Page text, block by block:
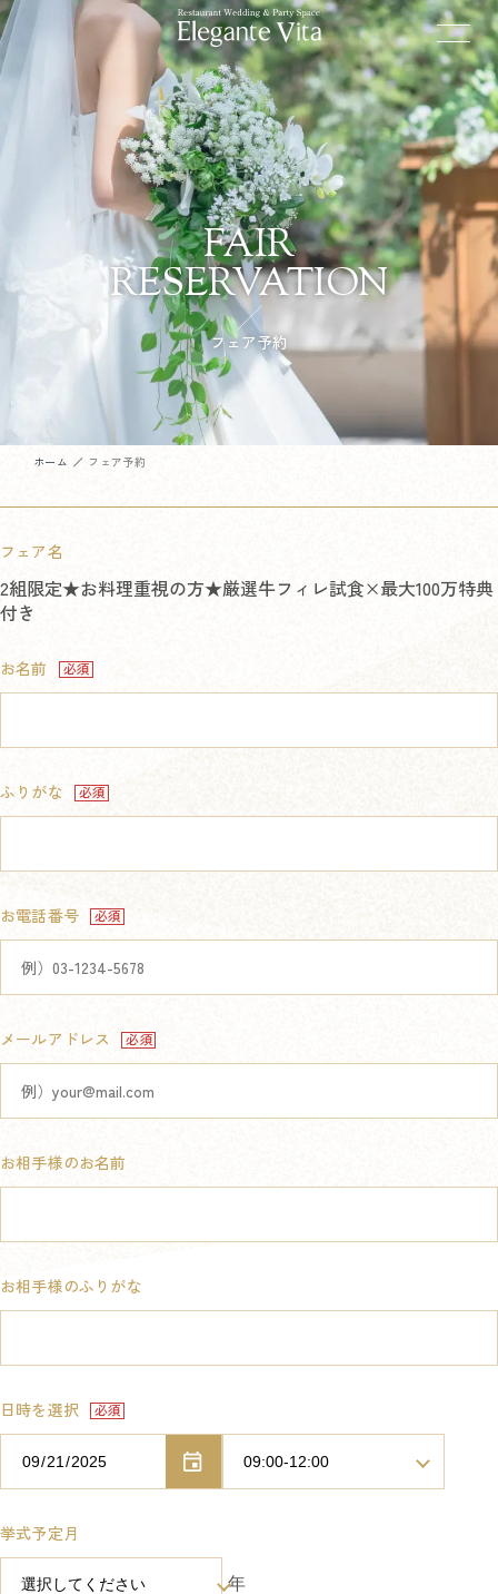
FAIR
RESERVATION
フェア予約
ホーム フェア予約
フェア名
2組限定★お料理重視の方★厳選牛フィレ試食×最大100万特典
付き
お名前
ふりがな
お電話番号
メールアドレス
お相手様のお名前
お相手様のふりがな
日時を選択
挙式予定月
年